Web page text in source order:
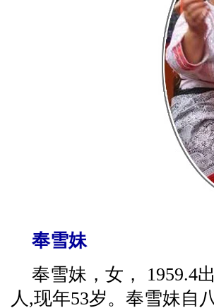
奉雪妹
奉雪妹，女， 1959.4
人,现年53岁。奉雪妹自